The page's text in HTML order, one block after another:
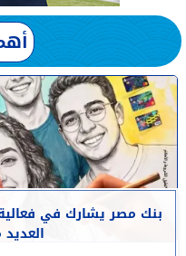
بنك مصر يشارك في